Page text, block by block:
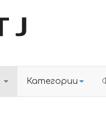
Категории